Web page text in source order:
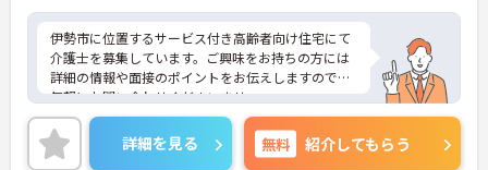
伊勢市に位置するサービス付き高齢者向け住宅にて
介護士を募集しています。ご興味をお持ちの方には
詳細の情報や面接のポイントをお伝えしますのでお
気軽にお問い合わせくださいませ。
詳細を見る 無料 紹介してもらう